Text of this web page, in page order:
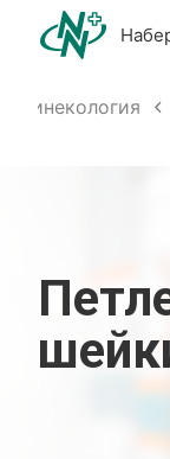
Гинекология